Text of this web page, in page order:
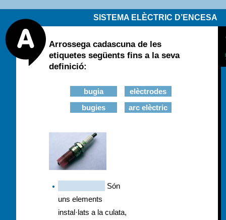
SISTEMA ELÈCTRIC D’ENCESA
Arrossega cadascuna de les
etiquetes següents fins a la seva
definició:
bugia
elèctrodes
bugies
arc elèctric
Són
uns elements
instal·lats a la culata,